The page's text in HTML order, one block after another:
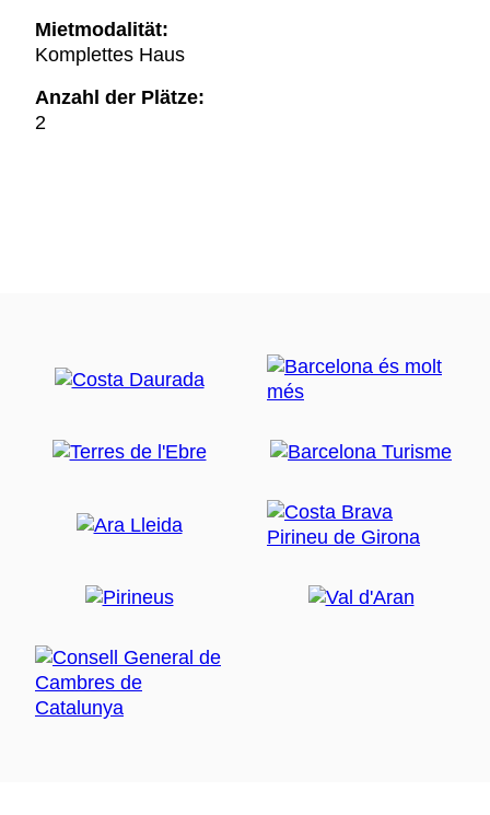
Mietmodalität:
Komplettes Haus
Anzahl der Plätze:
2